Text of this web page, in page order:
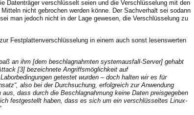
Datenträger verschlüsselt seien und die Verschlüsselung mit den
nicht gebrochen werden könne. Der Sachverhalt sei sodann
man jedoch nicht in der Lage gewesen, die Verschlüsselung zu
Festplattenverschlüsselung in einem auch sonst lesenswerten
an ihm [dem beschlagnahmten systemausfall-Server] gehabt
[3] bezeichnete Angriffsmöglichkeit auf
getestet wurden – doch halten wir es für
also bei der Durchsuchung, erfolgreich zur Anwendung
dass durch die Beschlagnahmung keine Daten preisgegeben
festgestellt haben, dass es sich um ein verschlüsseltes Linux-